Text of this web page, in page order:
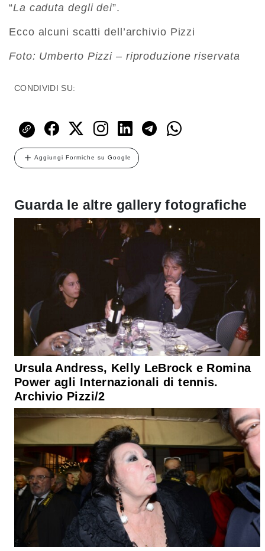
“La caduta degli dei”.
Ecco alcuni scatti dell’archivio Pizzi
Foto: Umberto Pizzi – riproduzione riservata
CONDIVIDI SU:
Aggiungi Formiche su Google
Guarda le altre gallery fotografiche
Ursula Andress, Kelly LeBrock e Romina
Power agli Internazionali di tennis.
Archivio Pizzi/2